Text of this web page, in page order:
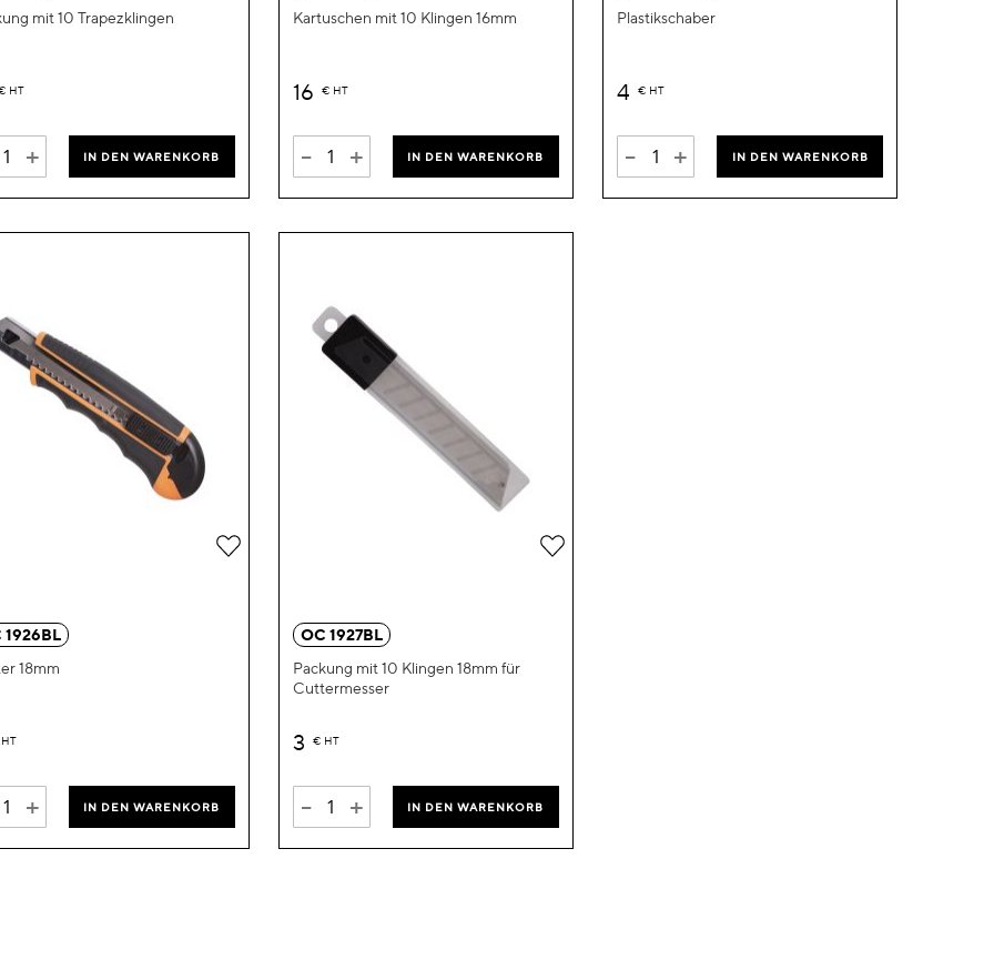
mit 10 Trapezklingen
HT
+ IN DEN WARENKORB
Kartuschen mit 10 Klingen 16mm
16 € HT
- + IN DEN WARENKORB
Plastikschaber
4 € HT
- + IN DEN WARENKORB
1926BL
18mm
HT
+ IN DEN WARENKORB
Zur
hinzufügen
OC 1927BL
Packung mit 10 Klingen 18mm für
Cuttermesser
3 € HT
- + IN DEN WARENKORB
Zur